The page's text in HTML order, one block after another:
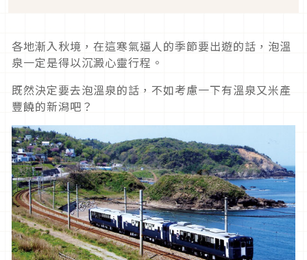
各地漸入秋境，在這寒氣逼人的季節要出遊的話，泡溫
泉一定是得以沉澱心靈行程。
既然決定要去泡溫泉的話，不如考慮一下有溫泉又米產
豐饒的新潟吧？